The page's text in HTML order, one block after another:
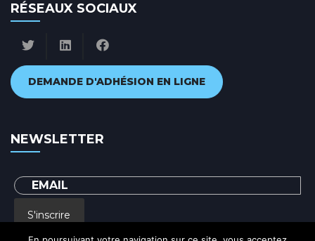
RÉSEAUX SOCIAUX
DEMANDE D'ADHÉSION EN LIGNE
NEWSLETTER
S'inscrire